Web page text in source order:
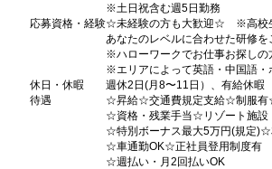
※土日祝含む週5日勤務
応募資格・経験☆未経験の方も大歓迎☆ ※高校
あなたのレベルに合わせた研修
※ハローワークでお仕事お探しの
※エリアによって英語・中国語・
休日・休暇
週休2日(月8〜11日）、有給休暇
待遇
☆昇給☆交通費規定支給☆制服
☆資格・残業手当☆リゾート施設
☆特別ボーナス最大5万円(規定)☆
☆車通勤OK☆正社員登用制度有
☆週払い・月2回払いOK